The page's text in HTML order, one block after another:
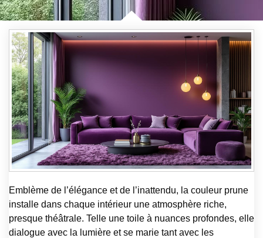
Emblème de l’élégance et de l’inattendu, la couleur prune
installe dans chaque intérieur une atmosphère riche,
presque théâtrale. Telle une toile à nuances profondes, elle
dialogue avec la lumière et se marie tant avec les